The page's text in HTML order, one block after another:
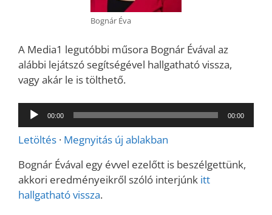
Bognár Éva
A Media1 legutóbbi műsora Bognár Évával az
alábbi lejátszó segítségével hallgatható vissza,
vagy akár le is tölthető.
Audió
lejátszó
00:00 00:00
Letöltés · Megnyitás új ablakban
Bognár Évával egy évvel ezelőtt is beszélgettünk,
akkori eredményeikről szóló interjúnk itt
hallgatható vissza.